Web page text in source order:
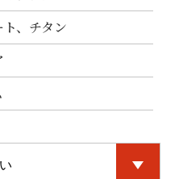
、チタン